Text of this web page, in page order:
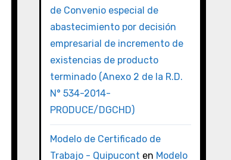
de Convenio especial de
abastecimiento por decisión
empresarial de incremento de
existencias de producto
terminado (Anexo 2 de la R.D.
N° 534-2014-
PRODUCE/DGCHD)
Modelo de Certificado de
Trabajo - Quipucont en Modelo